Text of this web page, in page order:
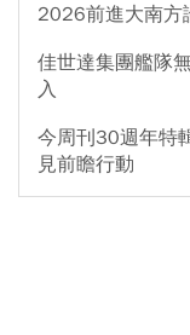
2026前進大南方
佳世達集團艦隊
入
今周刊30週年特
見前瞻行動